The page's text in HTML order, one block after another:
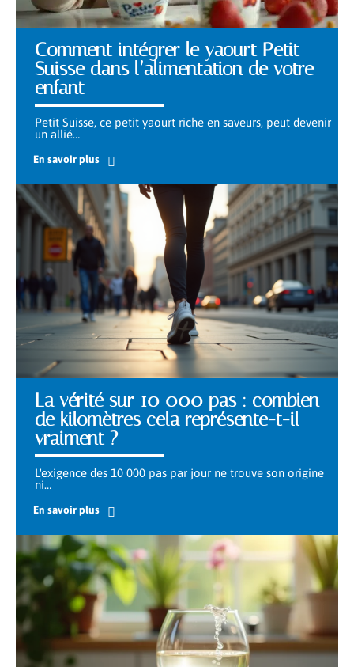
Comment intégrer le yaourt Petit
Suisse dans l’alimentation de votre
enfant
Petit Suisse, ce petit yaourt riche en saveurs, peut devenir
un allié…
En savoir plus
La vérité sur 10 000 pas : combien
de kilomètres cela représente-t-il
vraiment ?
L'exigence des 10 000 pas par jour ne trouve son origine
ni…
En savoir plus